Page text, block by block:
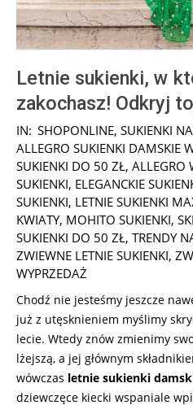
Letnie sukienki, w
zakochasz! Odkryj
2025-
02-
07
IN: SHOPONLINE, SUKIENKI
ALLEGRO SUKIENKI DAMSKIE
SUKIENKI DO 50 ZŁ, ALLEGRO
SUKIENKI, ELEGANCKIE
SUKIENKI, LETNIE SUKIENKI
KWIATY, MOHITO SUKIENKI,
SUKIENKI DO 50 ZŁ, TRENDY
ZWIEWNE LETNIE SUKIENKI,
WYPRZEDAŻ
Chodź nie jesteśmy jeszcze
już z utęsknieniem myślimy
lecie. Wtedy znów zmienimy
lżejszą, a jej głównym
wówczas letnie sukienki
dziewczęce kiecki wspaniale